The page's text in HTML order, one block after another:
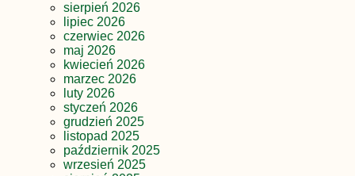
sierpień 2026
lipiec 2026
czerwiec 2026
maj 2026
kwiecień 2026
marzec 2026
luty 2026
styczeń 2026
grudzień 2025
listopad 2025
październik 2025
wrzesień 2025